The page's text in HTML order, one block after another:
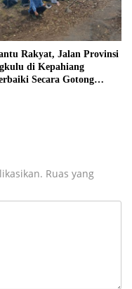
Rakyat, Jalan Provinsi
di Kepahiang
Secara Gotong
Ruas yang